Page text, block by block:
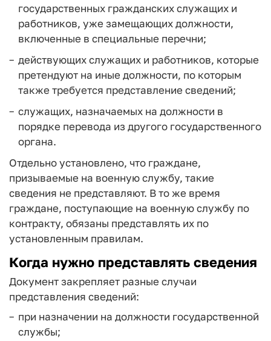
государственных гражданских служащих и
работников, уже замещающих должности,
включенные в специальные перечни;
действующих служащих и работников, которые
претендуют на иные должности, по которым
также требуется представление сведений;
служащих, назначаемых на должности в
порядке перевода из другого государственного
органа.
Отдельно установлено, что граждане,
призываемые на военную службу, такие
сведения не представляют. В то же время
граждане, поступающие на военную службу по
контракту, обязаны представлять их по
установленным правилам.
Когда нужно представлять сведения
Документ закрепляет разные случаи
представления сведений:
при назначении на должности государственной
службы;